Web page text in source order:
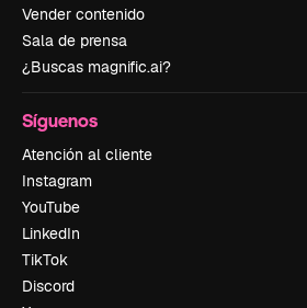
Vender contenido
Sala de prensa
¿Buscas magnific.ai?
Síguenos
Atención al cliente
Instagram
YouTube
LinkedIn
TikTok
Discord